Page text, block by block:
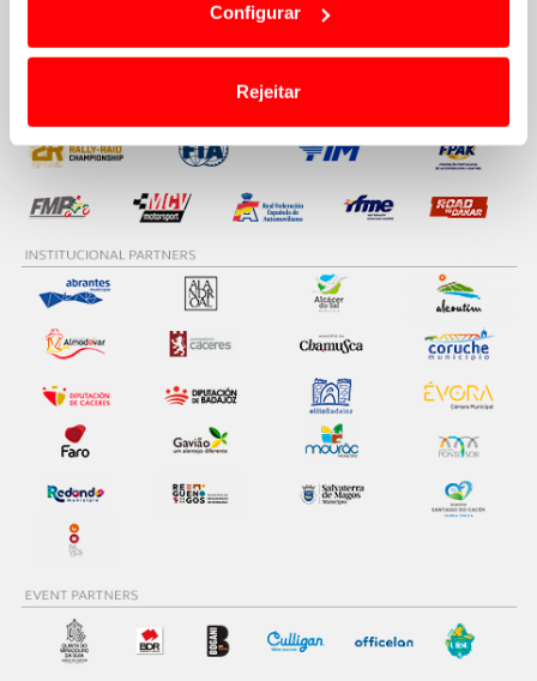
termos e a todo o tempo as suas preferências e limitando
o acesso a informações durante a navegação no
personalizar conteúdos e anúncios, para lhe proporcionar
funcionalidades de redes sociais, bem como para
analisar dados de navegação no nosso website.
Adicionalmente partilhamos informação, relativa à sua
utilização do nosso site de publicidade e de análise, com
parceiros e organizações na UE e em países terceiros.
O ACP garantirá que as transferências internacionais de
dados pessoais serão realizadas apenas com o seu
consentimento e quando tal se afigure estritamente
necessário no contexto dos serviços a prestar.
Realçamos que o bloqueio de certo tipo de Cookies e
experiência de navegação no Website e nos serviços
disponibilizados.
Configurar
Rejeitar